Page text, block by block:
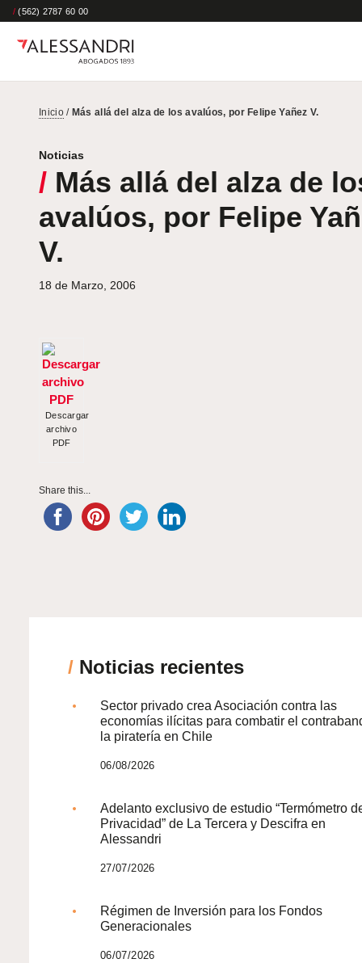
/ (562) 2787 60 00
Inicio/ Más allá del alza de los avalúos, por Felipe Yañez V.
Noticias
/ Más allá del alza de
avalúos, por Felipe
V.
18 de Marzo, 2006
Descargar
archivo
PDF
Share this...
/ Noticias recientes
Sector privado crea Asociación contra las
economías ilícitas para combatir el
la piratería en Chile
06/08/2026
Adelanto exclusivo de estudio “Termómetro
Privacidad” de La Tercera y Descifra en
Alessandri
27/07/2026
Régimen de Inversión para los Fondos
Generacionales
06/07/2026